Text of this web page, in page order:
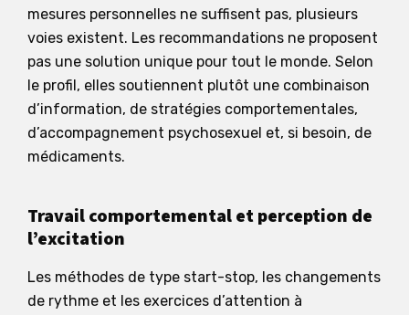
mesures personnelles ne suffisent pas, plusieurs
voies existent. Les recommandations ne proposent
pas une solution unique pour tout le monde. Selon
le profil, elles soutiennent plutôt une combinaison
d’information, de stratégies comportementales,
d’accompagnement psychosexuel et, si besoin, de
médicaments.
Travail comportemental et perception de
l’excitation
Les méthodes de type start-stop, les changements
de rythme et les exercices d’attention à